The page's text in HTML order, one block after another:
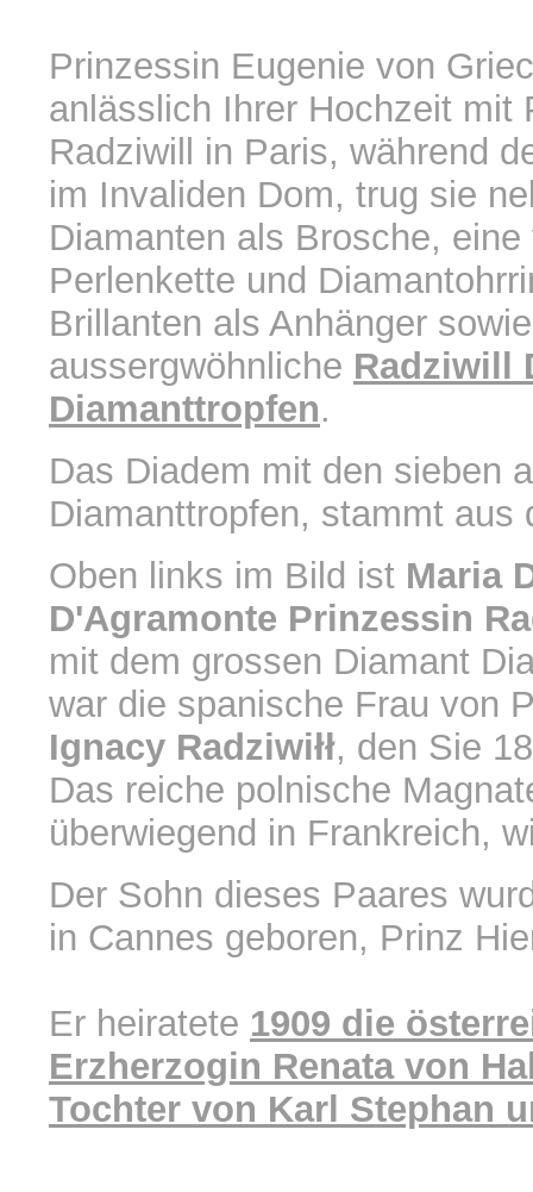
Prinzessin Eugenie von
anlässlich Ihrer Hochzeit mit
Radziwill in Paris, während
im Invaliden Dom, trug sie
Diamanten als Brosche, eine
Perlenkette und
Brillanten als Anhänger
aussergwöhnliche Radziwill
Diamanttropfen.
Das Diadem mit den sieben
Diamanttropfen, stammt aus
Oben links im Bild ist Maria
D'Agramonte Prinzessin
mit dem grossen Diamant
war die spanische Frau von
Ignacy Radziwiłł, den Sie
Das reiche polnische
überwiegend in Frankreich,
Der Sohn dieses Paares
in Cannes geboren, Prinz
Er heiratete 1909 die
Erzherzogin Renata von
Tochter von Karl Stephan